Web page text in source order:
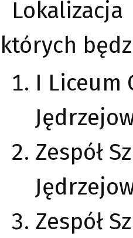
których
I Liceum
Zespół
Zespół